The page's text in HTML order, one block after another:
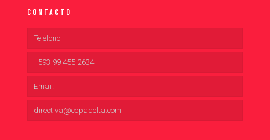
Contacto
Teléfono
+593 99 455 2634
Email:
directiva@copadelta.com